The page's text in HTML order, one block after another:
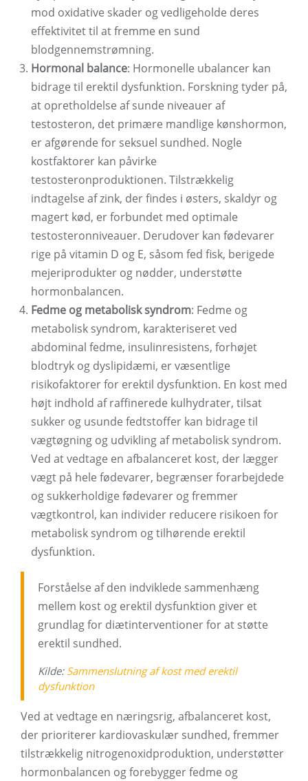
mod oxidative skader og vedligeholde deres
effektivitet til at fremme en sund
blodgennemstrømning.
Hormonal balance: Hormonelle ubalancer kan
bidrage til erektil dysfunktion. Forskning tyder på,
at opretholdelse af sunde niveauer af
testosteron, det primære mandlige kønshormon,
er afgørende for seksuel sundhed. Nogle
kostfaktorer kan påvirke
testosteronproduktionen. Tilstrækkelig
indtagelse af zink, der findes i østers, skaldyr og
magert kød, er forbundet med optimale
testosteronniveauer. Derudover kan fødevarer
rige på vitamin D og E, såsom fed fisk, berigede
mejeriprodukter og nødder, understøtte
hormonbalancen.
Fedme og metabolisk syndrom: Fedme og
metabolisk syndrom, karakteriseret ved
abdominal fedme, insulinresistens, forhøjet
blodtryk og dyslipidæmi, er væsentlige
risikofaktorer for erektil dysfunktion. En kost med
højt indhold af raffinerede kulhydrater, tilsat
sukker og usunde fedtstoffer kan bidrage til
vægtøgning og udvikling af metabolisk syndrom.
Ved at vedtage en afbalanceret kost, der lægger
vægt på hele fødevarer, begrænser forarbejdede
og sukkerholdige fødevarer og fremmer
vægtkontrol, kan individer reducere risikoen for
metabolisk syndrom og tilhørende erektil
dysfunktion.
Forståelse af den indviklede sammenhæng
mellem kost og erektil dysfunktion giver et
grundlag for diætinterventioner for at støtte
erektil sundhed.
Kilde: Sammenslutning af kost med erektil
dysfunktion
Ved at vedtage en næringsrig, afbalanceret kost,
der prioriterer kardiovaskulær sundhed, fremmer
tilstrækkelig nitrogenoxidproduktion, understøtter
hormonbalancen og forebygger fedme og